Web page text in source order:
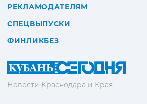
Новости Краснодара и Края
РЕКЛАМОДАТЕЛЯМ
СПЕЦВЫПУСКИ
ФИНЛИКБЕЗ